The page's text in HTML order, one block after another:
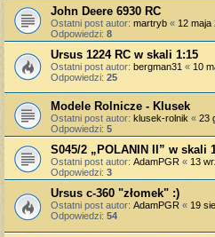
John Deere 6930 RC
Ostatni post autor: martryb « 12 maja
Odpowiedzi: 8
Ursus 1224 RC w skali 1:15
Ostatni post autor: bergman31 « 10
Odpowiedzi: 25
Modele Rolnicze - Klusek
Ostatni post autor: klusek-rolnik « 23
Odpowiedzi: 5
S045/2 „POLANIN II” w skali
Ostatni post autor: AdamPGR « 13
Odpowiedzi: 3
Ursus c-360 "złomek" :)
Ostatni post autor: AdamPGR « 19
Odpowiedzi: 54